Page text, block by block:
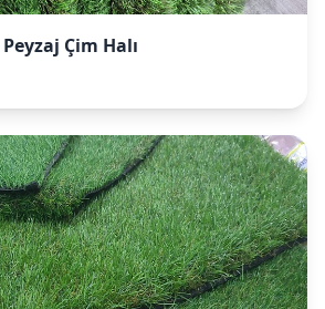
Peyzaj Çim Halı